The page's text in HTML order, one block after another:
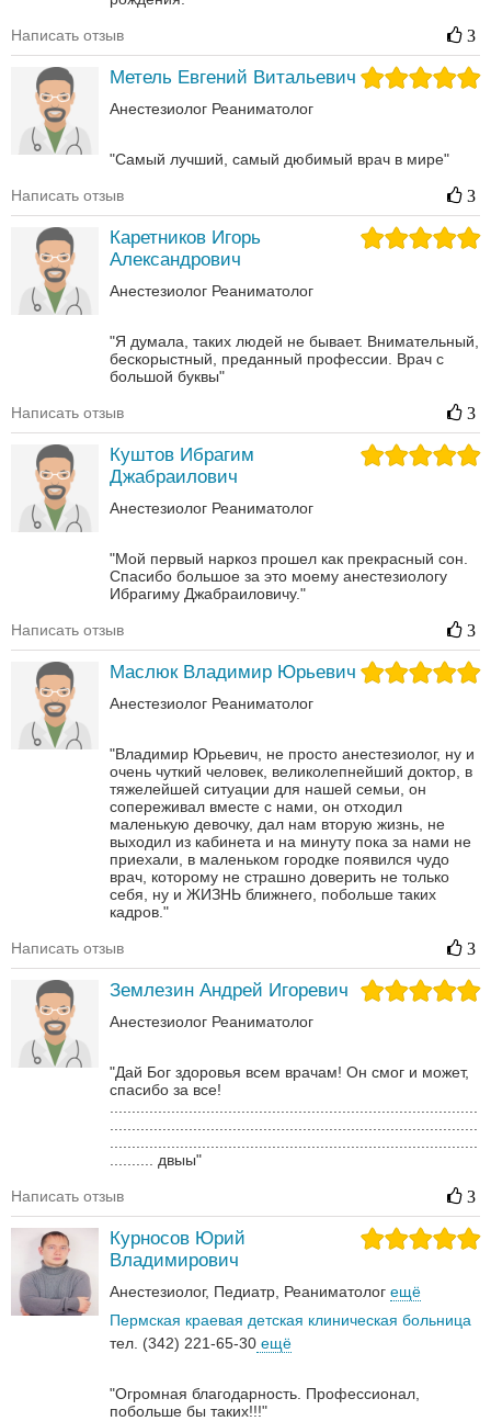
Написать отзыв 3
Метель Евгений Витальевич
Анестезиолог Реаниматолог
"Самый лучший, самый дюбимый врач в мире"
Написать отзыв 3
Каретников Игорь
Александрович
Анестезиолог Реаниматолог
"Я думала, таких людей не бывает. Внимательный,
бескорыстный, преданный профессии. Врач с
большой буквы"
Написать отзыв 3
Куштов Ибрагим
Джабраилович
Анестезиолог Реаниматолог
"Мой первый наркоз прошел как прекрасный сон.
Спасибо большое за это моему анестезиологу
Ибрагиму Джабраиловичу."
Написать отзыв 3
Маслюк Владимир Юрьевич
Анестезиолог Реаниматолог
"Владимир Юрьевич, не просто анестезиолог, ну и
очень чуткий человек, великолепнейший доктор, в
тяжелейшей ситуации для нашей семьи, он
сопереживал вместе с нами, он отходил
маленькую девочку, дал нам вторую жизнь, не
выходил из кабинета и на минуту пока за нами не
приехали, в маленьком городке появился чудо
врач, которому не страшно доверить не только
себя, ну и ЖИЗНЬ ближнего, побольше таких
кадров."
Написать отзыв 3
Землезин Андрей Игоревич
Анестезиолог Реаниматолог
"Дай Бог здоровья всем врачам! Он смог и может,
спасибо за все!
.......... двыы"
Написать отзыв 3
Курносов Юрий
Владимирович
Анестезиолог Педиатр Реаниматолог ещё
Пермская краевая детская клиническая больница
тел. (342) 221-65-30 ещё
"Огромная благодарность. Профессионал,
побольше бы таких!!!"